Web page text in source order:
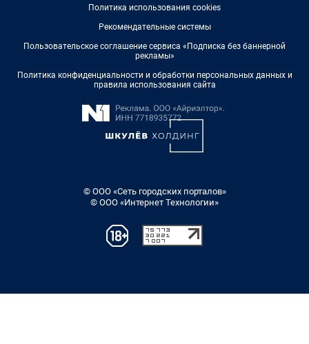
Политика использования cookies
Рекомендательные системы
Пользовательское соглашение сервиса «Подписка без баннерной
рекламы»
Политика конфиденциальности и обработки персональных данных и
правила использования сайта
© ООО «Сеть городских порталов»
© ООО «Интернет Технологии»